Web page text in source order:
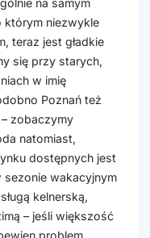
którym niezwykle
teraz jest gładkie
się przy starych,
w imię
Poznań też
zobaczymy
natomiast,
dostępnych jest
wakacyjnym
kelnerską,
– jeśli większość
problem.